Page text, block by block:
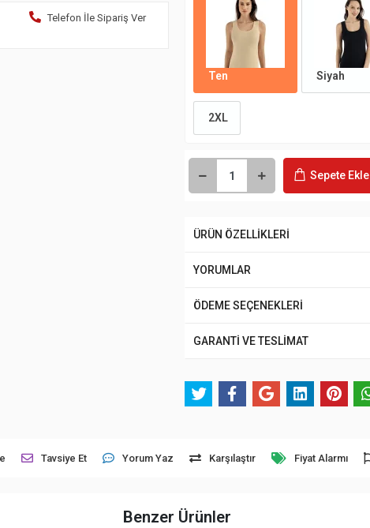
Telefon İle Sipariş Ver
Ten Siyah
2XL
Sepete Ekle
ÜRÜN ÖZELLİKLERİ
YORUMLAR
ÖDEME SEÇENEKLERİ
GARANTİ VE TESLİMAT
Tavsiye Et Yorum Yaz Karşılaştır Fiyat Alarmı
Benzer Ürünler